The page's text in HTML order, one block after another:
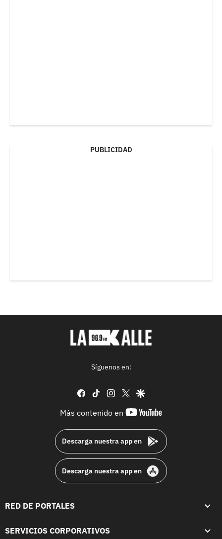
PUBLICIDAD
Síguenos en:
facebook
tiktok instagram
twittergoogle
Más contenido en
youtube-
Descarga nuestra app en
Descarga nuestra app en
RED DE PORTALES
SERVICIOS CORPORATIVOS